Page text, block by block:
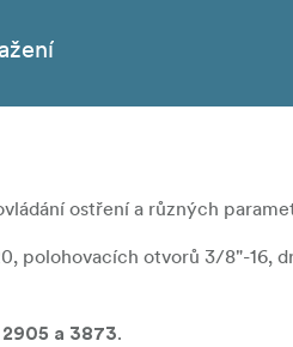
ostření a různých
polohovacích otvorů 3/8"-16,
2905 a 3873.